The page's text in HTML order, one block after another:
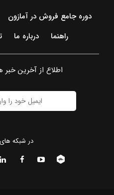
دوره جامع فروش در آمازون
راهنما
درباره ما
اطلاع از آخرین خبر
در شبکه